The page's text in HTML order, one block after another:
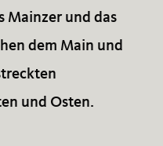
Mainzer und das
dem Main und
und Osten.